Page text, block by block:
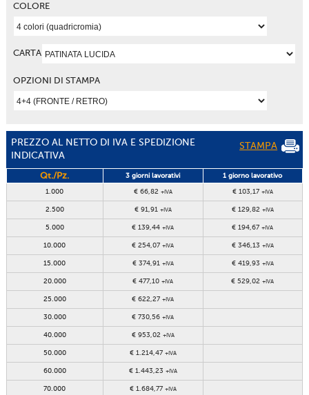
COLORE
CARTA
OPZIONI DI STAMPA
PREZZO AL NETTO DI IVA E SPEDIZIONE
INDICATIVA
STAMPA
Qt./Pz. 3 giorni lavorativi 1 giorno lavorativo
1.000 € 66,82 +IVA € 103,17 +IVA
2.500 € 91,91 +IVA € 129,82 +IVA
5.000 € 139,44+IVA € 194,67+IVA
10.000 € 254,07+IVA € 346,13 +IVA
15.000 € 374,91 +IVA € 419,93 +IVA
20.000 € 477,10+IVA € 529,02+IVA
25.000 € 622,27+IVA
30.000 € 730,56+IVA
40.000 € 953,02 +IVA
50.000 € 1.214,47 +IVA
60.000 € 1.443,23 +IVA
70.000 € 1.684,77 +IVA